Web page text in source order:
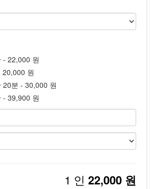
- 22,000 원
20,000 원
20분 - 30,000 원
- 39,900 원
1 인 22,000 원